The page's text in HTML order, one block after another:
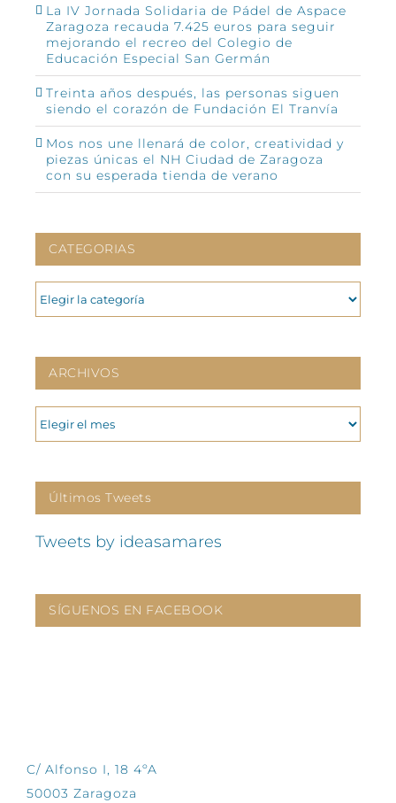
La IV Jornada Solidaria de Pádel de Aspace
Zaragoza recauda 7.425 euros para seguir
mejorando el recreo del Colegio de
Educación Especial San Germán
Treinta años después, las personas siguen
siendo el corazón de Fundación El Tranvía
Mos nos une llenará de color, creatividad y
piezas únicas el NH Ciudad de Zaragoza
con su esperada tienda de verano
CATEGORIAS
CATEGORIAS
ARCHIVOS
ARCHIVOS
Últimos Tweets
Tweets by ideasamares
SÍGUENOS EN FACEBOOK
C/ Alfonso I, 18 4ºA
50003 Zaragoza